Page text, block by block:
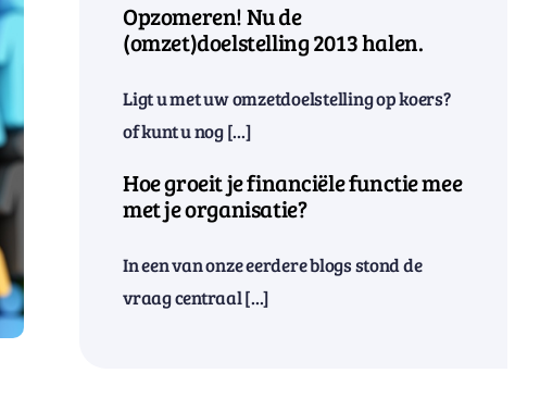
Opzomeren! Nu de
(omzet)doelstelling 2013 halen.
Ligt u met uw omzetdoelstelling op koers?
of kunt u nog [...]
Hoe groeit je financiële functie mee
met je organisatie?
In een van onze eerdere blogs stond de
vraag centraal [...]